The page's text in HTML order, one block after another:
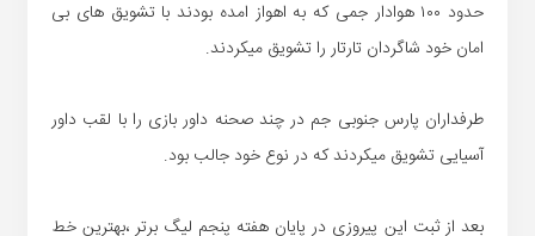
حدود ۱۰۰ هوادار جمی که به اهواز امده بودند با تشویق های بی
امان خود شاگردان تارتار را تشویق میکردند.
طرفداران پارس جنوبی جم در چند صحنه داور بازی را با لقب داور
آسیایی تشویق میکردند که در نوع خود جالب بود.
بعد از ثبت این پیروزی در پایان هفته پنجم لیگ برتر ،بهترین خط